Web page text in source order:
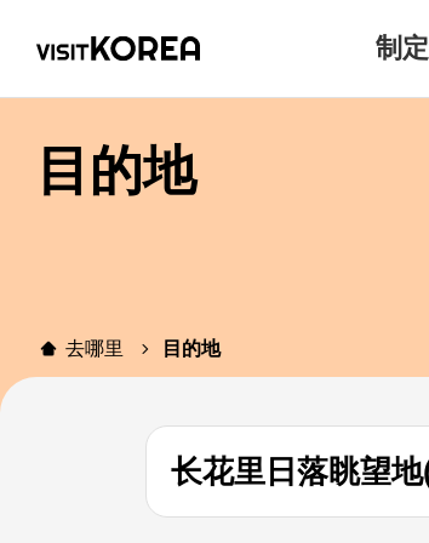
制
目的地
去哪里 目的地
长花里日落眺望